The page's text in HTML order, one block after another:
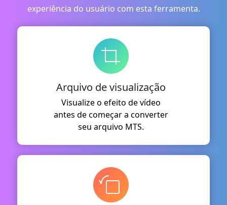
experiência do usuário com esta ferramenta.
Arquivo de visualização
Visualize o efeito de vídeo
antes de começar a converter
seu arquivo MTS.